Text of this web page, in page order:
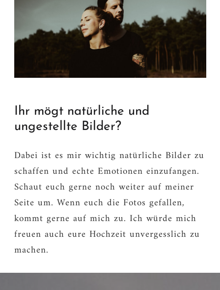
Ihr mögt natürliche und
ungestellte Bilder?
Dabei ist es mir wichtig natürliche Bilder zu
schaffen und echte Emotionen einzufangen.
Schaut euch gerne noch weiter auf meiner
Seite um. Wenn euch die Fotos gefallen,
kommt gerne auf mich zu. Ich würde mich
freuen auch eure Hochzeit unvergesslich zu
machen.